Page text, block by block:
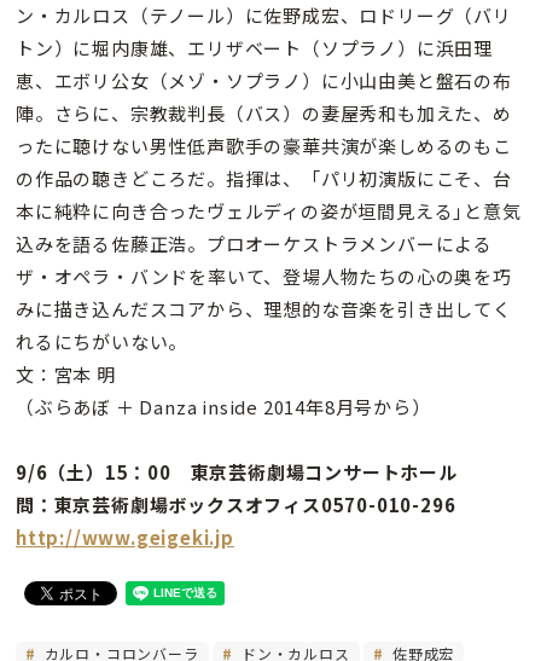
ン・カルロス（テノール）に佐野成宏、ロドリーグ（バリ
トン）に堀内康雄、エリザベート（ソプラノ）に浜田理
恵、エボリ公女（メゾ・ソプラノ）に小山由美と盤石の布
陣。さらに、宗教裁判長（バス）の妻屋秀和も加えた、め
ったに聴けない男性低声歌手の豪華共演が楽しめるのもこ
の作品の聴きどころだ。指揮は、「パリ初演版にこそ、台
本に純粋に向き合ったヴェルディの姿が垣間見える｣と意気
込みを語る佐藤正浩。プロオーケストラメンバーによる
ザ・オペラ・バンドを率いて、登場人物たちの心の奥を巧
みに描き込んだスコアから、理想的な音楽を引き出してく
れるにちがいない。
文：宮本 明
（ぶらあぼ ＋ Danza inside 2014年8月号から）
9/6（土）15：00 東京芸術劇場コンサートホール
問：東京芸術劇場ボックスオフィス0570-010-296
http://www.geigeki.jp
カルロ・コロンバーラ ドン・カルロス
佐野成宏